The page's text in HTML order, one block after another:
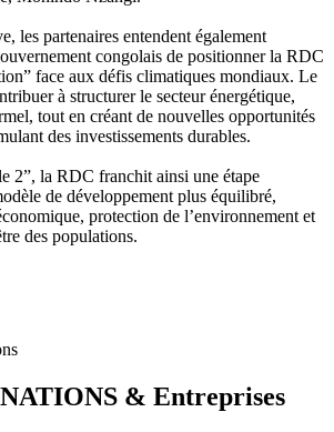
les partenaires entendent également
congolais de positionner la RDC
face aux défis climatiques mondiaux. Le
à structurer le secteur énergétique,
tout en créant de nouvelles opportunités
des investissements durables.
2”, la RDC franchit ainsi une étape
de développement plus équilibré,
protection de l’environnement et
des populations.
NATIONS & Entreprises